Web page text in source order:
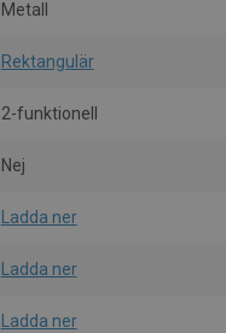
Metall
Rektangulär
2-funktionell
Nej
Ladda ner
Ladda ner
Ladda ner